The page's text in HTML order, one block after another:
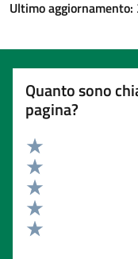
Ultimo aggiornamento:
Quanto sono
pagina?
Valuta 5 stelle su 5
Valuta 4 stelle su 5
Valuta 3 stelle su 5
Valuta 2 stelle su 5